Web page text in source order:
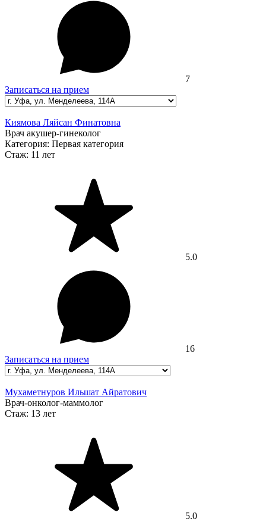
7
Записаться на прием
Киямова Ляйсан Финатовна
Врач акушер-гинеколог
Категория: Первая категория
Стаж: 11 лет
5.0
16
Записаться на прием
Мухаметнуров Ильшат Айратович
Врач-онколог-маммолог
Стаж: 13 лет
5.0